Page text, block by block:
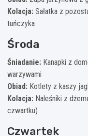
Kolacja: Sałatka z
tuńczyka
Środa
Śniadanie: Kanapki z
warzywami
Obiad: Kotlety z kaszy
Kolacja: Naleśniki z
czwartku)
Czwartek